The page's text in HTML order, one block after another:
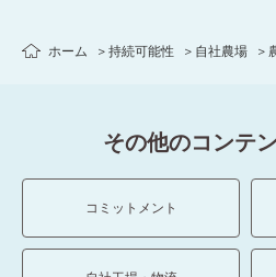
ホーム 持続可能性 自社農場
その他のコンテ
コミットメント